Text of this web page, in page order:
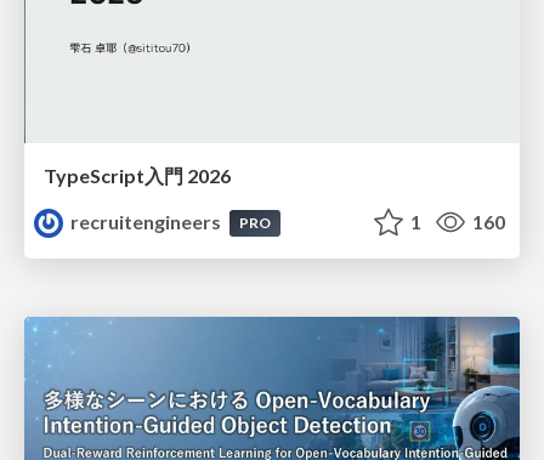
TypeScript入門 2026
recruitengineers
PRO 1 160